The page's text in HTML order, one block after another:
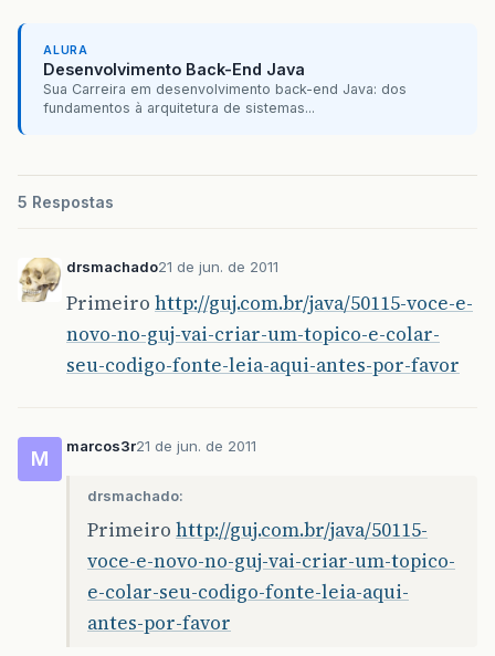
ALURA
Desenvolvimento Back-End Java
Sua Carreira em desenvolvimento back-end Java: dos
fundamentos à arquitetura de sistemas...
5 Respostas
drsmachado21 de jun. de 2011
Primeiro http://guj.com.br/java/50115-voce-e-
novo-no-guj-vai-criar-um-topico-e-colar-
seu-codigo-fonte-leia-aqui-antes-por-favor
M
marcos3r21 de jun. de 2011
drsmachado:
Primeiro http://guj.com.br/java/50115-
voce-e-novo-no-guj-vai-criar-um-topico-
e-colar-seu-codigo-fonte-leia-aqui-
antes-por-favor